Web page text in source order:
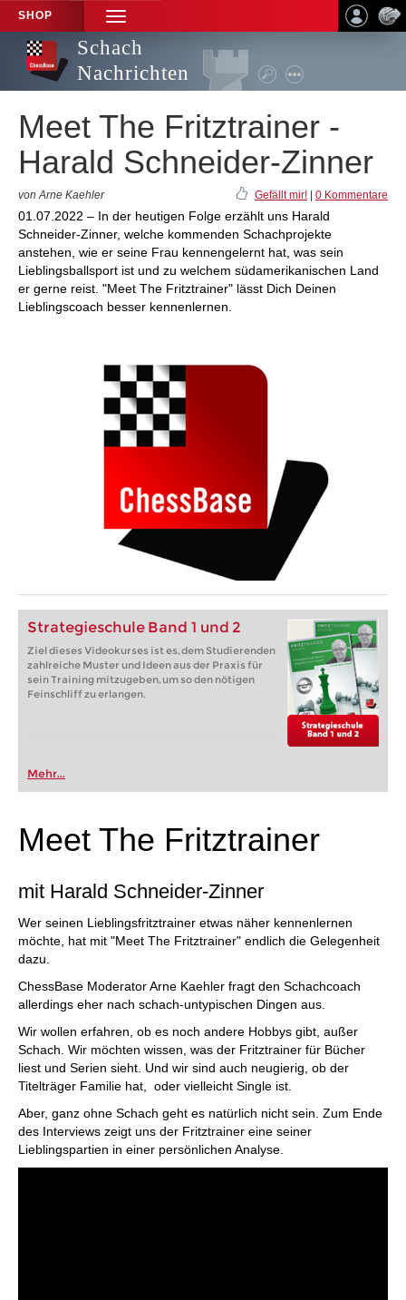
SHOP
TOGGLE
NAVIGATION
Schach
Nachrichten
Meet The Fritztrainer -
Harald Schneider-Zinner
von Arne Kaehler Gefällt mir! 0 Kommentare
01.07.2022 – In der heutigen Folge erzählt uns Harald
Schneider-Zinner, welche kommenden Schachprojekte
anstehen, wie er seine Frau kennengelernt hat, was sein
Lieblingsballsport ist und zu welchem südamerikanischen Land
er gerne reist. "Meet The Fritztrainer" lässt Dich Deinen
Lieblingscoach besser kennenlernen.
Strategieschule Band 1 und 2
Ziel dieses Videokurses ist es, dem Studierenden
zahlreiche Muster und Ideen aus der Praxis für
sein Training mitzugeben, um so den nötigen
Feinschliff zu erlangen.
Mehr...
Meet The Fritztrainer
mit Harald Schneider-Zinner
Wer seinen Lieblingsfritztrainer etwas näher kennenlernen
möchte, hat mit "Meet The Fritztrainer" endlich die Gelegenheit
dazu.
ChessBase Moderator Arne Kaehler fragt den Schachcoach
allerdings eher nach schach-untypischen Dingen aus.
Wir wollen erfahren, ob es noch andere Hobbys gibt, außer
Schach. Wir möchten wissen, was der Fritztrainer für Bücher
liest und Serien sieht. Und wir sind auch neugierig, ob der
Titelträger Familie hat, oder vielleicht Single ist.
Aber, ganz ohne Schach geht es natürlich nicht sein. Zum Ende
des Interviews zeigt uns der Fritztrainer eine seiner
Lieblingspartien in einer persönlichen Analyse.